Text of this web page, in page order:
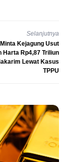
Selanjutnya
Kejagung Usut
Harta Rp4,87 Triliun
Lewat Kasus
TPPU